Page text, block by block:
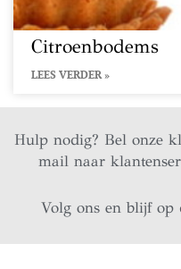
Citroenbodems
LEES VERDER »
Hulp nodig? Bel onze
mail naar
Volg ons en blijf op